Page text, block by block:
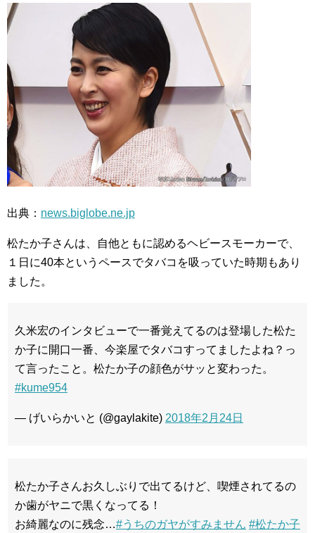
出典： news.biglobe.ne.jp
松たか子さんは、自他ともに認めるヘビースモーカーで、
１日に40本というペースでタバコを吸っていた時期もあり
ました。
久米宏のインタビューで一番覚えてるのは登場した松た
か子に開口一番、今楽屋でタバコすってましたよね？っ
て言ったこと。松たか子の顔色がサッと変わった。
#kume954
— げいらかいと (@gaylakite) 2018年2月24日
松たか子さんお久しぶりで出てるけど、喫煙されてるの
か歯がヤニで黒くなってる！
お綺麗なのに残念…#うちのガヤがすみません #松たか子